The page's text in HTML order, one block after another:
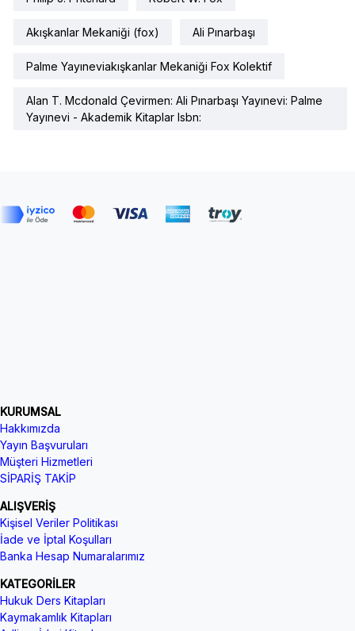
Akışkanlar Mekaniği (fox) Ali Pınarbaşı
Palme Yayıneviakışkanlar Mekaniği Fox Kolektif
Alan T. Mcdonald Çevirmen: Ali Pınarbaşı Yayınevi: Palme
Yayınevi - Akademik Kitaplar Isbn:
KURUMSAL
Hakkımızda
Yayın Başvuruları
Müşteri Hizmetleri
SİPARİŞ TAKİP
ALIŞVERİŞ
Kişisel Veriler Politikası
İade ve İptal Koşulları
Banka Hesap Numaralarımız
KATEGORİLER
Hukuk Ders Kitapları
Kaymakamlık Kitapları